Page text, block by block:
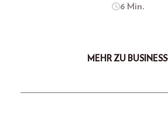
6 Min.
MEHR ZU BUSINESS